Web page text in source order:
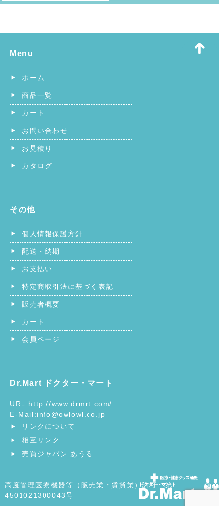
Menu
ホーム
商品一覧
カート
お問い合わせ
お見積り
カタログ
その他
個人情報保護方針
配送・納期
お支払い
特定商取引法に基づく表記
販売者概要
カート
会員ページ
Dr.Mart ドクター・マート
URL:http://www.drmrt.com/
E-Mail:info@owlowl.co.jp
リンクについて
相互リンク
売買ジャパン あうる
高度管理医療機器等（販売業・賃貸業）許可 第
4501021300043号